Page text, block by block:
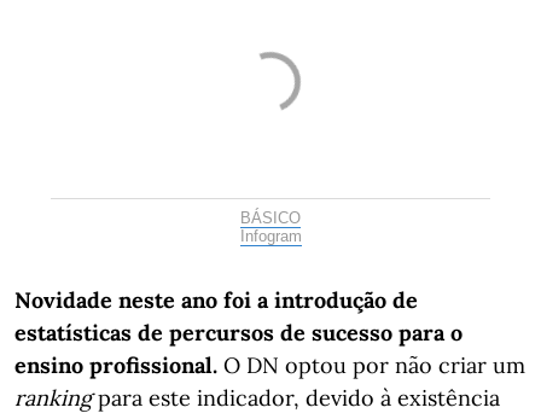
BÁSICO
Infogram
Novidade neste ano foi a introdução de
estatísticas de percursos de sucesso para o
ensino profissional. O DN optou por não criar um
rankingpara este indicador, devido à existência